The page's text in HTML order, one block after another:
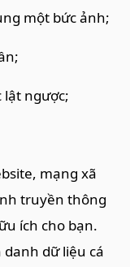
một bức ảnh;
lật ngược;
mạng xã
truyền thông
ích cho bạn.
dữ liệu cá